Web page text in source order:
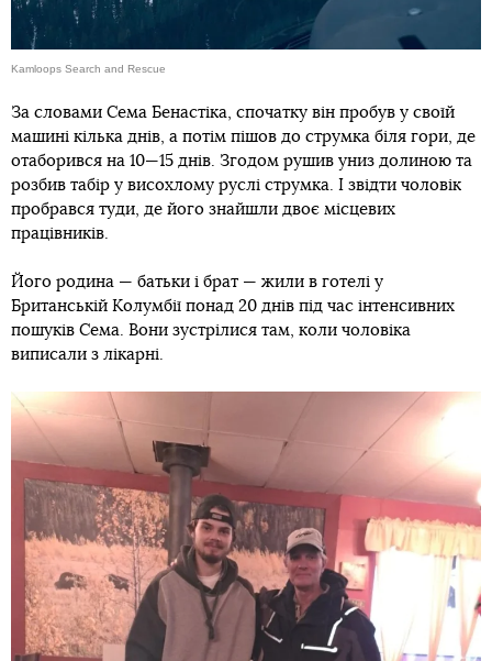
Kamloops Search and Rescue
За словами Сема Бенастіка, спочатку він пробув у своїй
машині кілька днів, а потім пішов до струмка біля гори, де
отаборився на 10—15 днів. Згодом рушив униз долиною та
розбив табір у висохлому руслі струмка. І звідти чоловік
пробрався туди, де його знайшли двоє місцевих
працівників.
Його родина — батьки і брат — жили в готелі у
Британській Колумбії понад 20 днів під час інтенсивних
пошуків Сема. Вони зустрілися там, коли чоловіка
виписали з лікарні.